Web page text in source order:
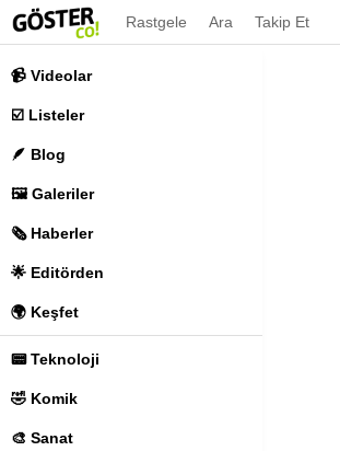
📹 Videolar
☑️ Listeler
🪶 Blog
🖼️ Galeriler
🗞️ Haberler
🌟 Editörden
🌍 Keşfet
📟 Teknoloji
🤣 Komik
🎨 Sanat
Rastgele Ara Takip Et